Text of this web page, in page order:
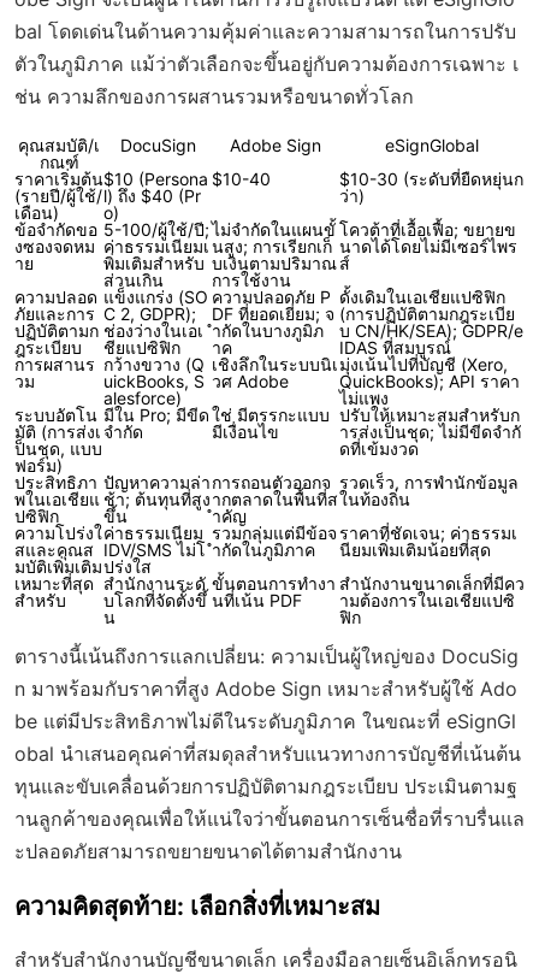
bal โดดเด่นในด้านความคุ้มค่าและความสามารถในการปรับ
ตัวในภูมิภาค แม้ว่าตัวเลือกจะขึ้นอยู่กับความต้องการเฉพาะ เ
ช่น ความลึกของการผสานรวมหรือขนาดทั่วโลก
คุณสมบัติ/เ
กณฑ์
DocuSign Adobe Sign
eSignGlobal
ราคาเริ่มต้น
(รายปี/ผู้ใช้/
เดือน)
$10 (Persona
l) ถึง $40 (Pr
o)
$10-40
$10-30 (ระดับที่ยืดหยุ่นก
ว่า)
ข้อจำกัดขอ
งซองจดหม
าย
5-100/ผู้ใช้/ปี;
ค่าธรรมเนียมเ
พิ่มเติมสำหรับ
ส่วนเกิน
ไม่จำกัดในแผนขั้
นสูง; การเรียกเก็
บเงินตามปริมาณ
การใช้งาน
โควต้าที่เอื้อเฟื้อ; ขยายข
นาดได้โดยไม่มีเซอร์ไพร
ส์
ความปลอด
ภัยและการ
ปฏิบัติตามก
ฎระเบียบ
แข็งแกร่ง (SO
C 2, GDPR);
ช่องว่างในเอเ
ชียแปซิฟิก
ความปลอดภัย P
DF ที่ยอดเยี่ยม; จ
ำกัดในบางภูมิภ
าค
ดั้งเดิมในเอเชียแปซิฟิก
(การปฏิบัติตามกฎระเบีย
บ CN/HK/SEA); GDPR/e
IDAS ที่สมบูรณ์
การผสานร
วม
กว้างขวาง (Q
uickBooks, S
alesforce)
เชิงลึกในระบบนิเ
วศ Adobe
มุ่งเน้นไปที่บัญชี (Xero,
QuickBooks); API ราคา
ไม่แพง
ระบบอัตโน
มัติ (การส่งเ
ป็นชุด, แบบ
ฟอร์ม)
มีใน Pro; มีขีด
จำกัด
ใช่ มีตรรกะแบบ
มีเงื่อนไข
ปรับให้เหมาะสมสำหรับก
ารส่งเป็นชุด; ไม่มีขีดจำกั
ดที่เข้มงวด
ประสิทธิภา
พในเอเชียแ
ปซิฟิก
ปัญหาความล่า
ช้า; ต้นทุนที่สูง
ขึ้น
การถอนตัวออกจ
ากตลาดในพื้นที่ส
ำคัญ
รวดเร็ว, การพำนักข้อมูล
ในท้องถิ่น
ความโปร่งใ
สและคุณส
มบัติเพิ่มเติม
ค่าธรรมเนียม
IDV/SMS ไม่โ
ปร่งใส
รวมกลุ่มแต่มีข้อจ
ำกัดในภูมิภาค
ราคาที่ชัดเจน; ค่าธรรมเ
นียมเพิ่มเติมน้อยที่สุด
เหมาะที่สุด
สำหรับ
สำนักงานระดั
บโลกที่จัดตั้งขึ้
น
ขั้นตอนการทำงา
นที่เน้น PDF
สำนักงานขนาดเล็กที่มีคว
ามต้องการในเอเชียแปซิ
ฟิก
ตารางนี้เน้นถึงการแลกเปลี่ยน: ความเป็นผู้ใหญ่ของ DocuSig
n มาพร้อมกับราคาที่สูง Adobe Sign เหมาะสำหรับผู้ใช้ Ado
be แต่มีประสิทธิภาพไม่ดีในระดับภูมิภาค ในขณะที่ eSignGl
obal นำเสนอคุณค่าที่สมดุลสำหรับแนวทางการบัญชีที่เน้นต้น
ทุนและขับเคลื่อนด้วยการปฏิบัติตามกฎระเบียบ ประเมินตามฐ
านลูกค้าของคุณเพื่อให้แน่ใจว่าขั้นตอนการเซ็นชื่อที่ราบรื่นแล
ะปลอดภัยสามารถขยายขนาดได้ตามสำนักงาน
ความคิดสุดท้าย: เลือกสิ่งที่เหมาะสม
สำหรับสำนักงานบัญชีขนาดเล็ก เครื่องมือลายเซ็นอิเล็กทรอนิ